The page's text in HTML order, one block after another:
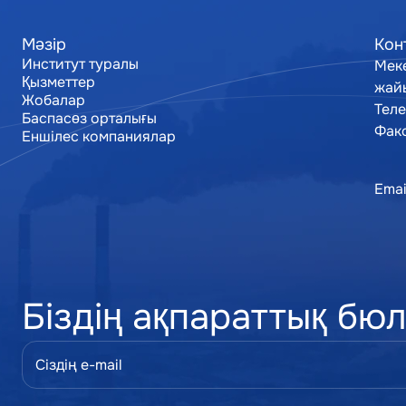
Мәзір
Институт туралы
Институт туралы
Қызметтер
Қызметтер
Жобалар
Жобалар
Баспасөз орталығы
Баспасөз орталығы
Еншілес компаниялар
Еншілес компаниялар
Біздің ақпараттық